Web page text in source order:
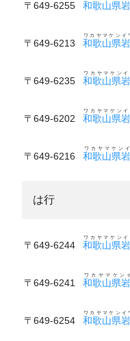
〒649-6255 和歌山県
〒649-6213 和歌山県
ワカヤマケンイ
〒649-6235 和歌山県
ワカヤマケンイ
〒649-6202 和歌山県
ワカヤマケンイ
〒649-6216 和歌山県
ワカヤマケン
は行
〒649-6244 和歌山県
ワカヤマケン
〒649-6241 和歌山県
ワカヤマケン
〒649-6254 和歌山県
ワカヤマケンイ